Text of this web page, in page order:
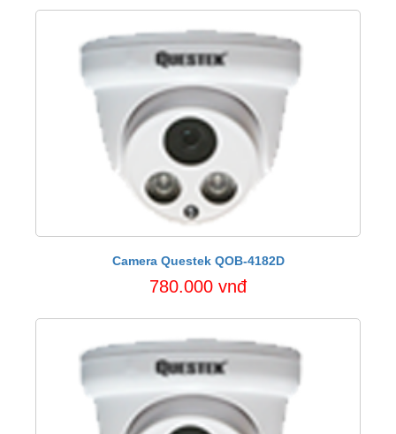
Camera Questek QOB-4182D
780.000 vnđ